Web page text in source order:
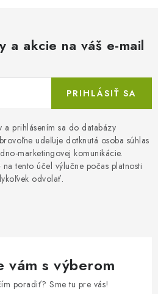
a akcie na váš e-mail
prihlásením sa do databázy
udeľuje dotknutá osoba súhlas
marketingovej komunikácie.
tento účel výlučne počas platnosti
odvolať.
PRIHLÁSIŤ SA
vám s výberom
poradiť? Sme tu pre vás!